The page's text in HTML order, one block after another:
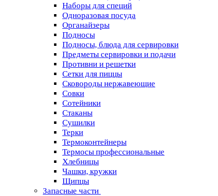
Наборы для специй
Одноразовая посуда
Органайзеры
Подносы
Подносы, блюда для сервировки
Предметы сервировки и подачи
Противни и решетки
Сетки для пиццы
Сковороды нержавеющие
Совки
Сотейники
Стаканы
Сушилки
Терки
Термоконтейнеры
Термосы профессиональные
Хлебницы
Чашки, кружки
Щипцы
Запасные части